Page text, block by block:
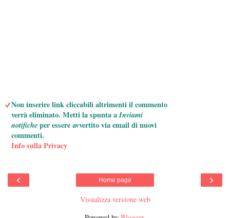
Non inserire link cliccabili altrimenti il commento
verrà eliminato. Metti la spunta aInviami
notificheper essere avvertito via email di nuovi
commenti.
Info sulla Privacy
‹ ›
Home page
Visualizza versione web